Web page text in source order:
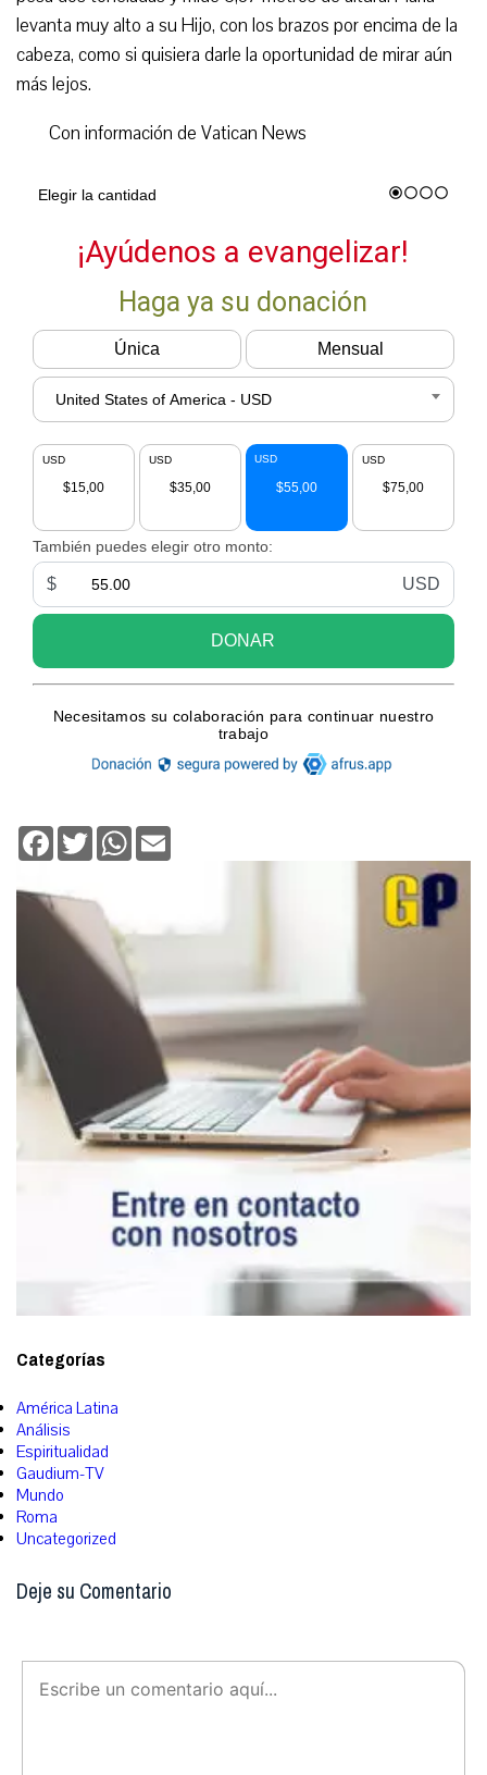
levanta muy alto a su Hijo, con los brazos por encima de la
cabeza, como si quisiera darle la oportunidad de mirar aún
más lejos.
Con información de Vatican News
Facebook
TwitterWhatsApp
Categorías
América Latina
Análisis
Espiritualidad
Gaudium-TV
Mundo
Roma
Uncategorized
Deje su Comentario